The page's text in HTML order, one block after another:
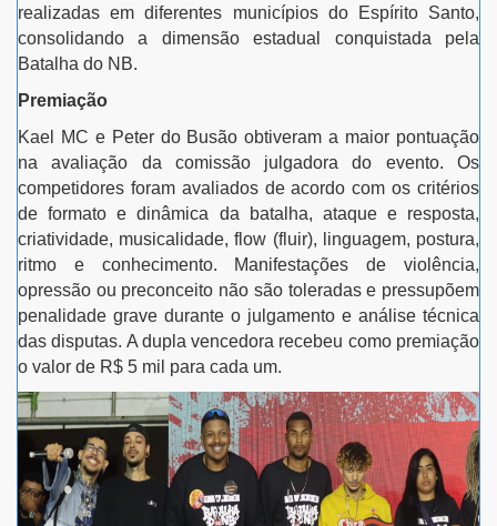
realizadas em diferentes municípios do Espírito Santo,
consolidando a dimensão estadual conquistada pela
Batalha do NB.
Premiação
Kael MC e Peter do Busão obtiveram a maior pontuação
na avaliação da comissão julgadora do evento. Os
competidores foram avaliados de acordo com os critérios
de formato e dinâmica da batalha, ataque e resposta,
criatividade, musicalidade, flow (fluir), linguagem, postura,
ritmo e conhecimento. Manifestações de violência,
opressão ou preconceito não são toleradas e pressupõem
penalidade grave durante o julgamento e análise técnica
das disputas. A dupla vencedora recebeu como premiação
o valor de R$ 5 mil para cada um.